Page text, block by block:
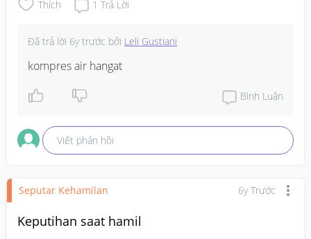
Thích 1 Trả Lời
Đã trả lời 6y trước bởi Leli Gustiani
kompres air hangat
Bình Luận
Viết phản hồi
Seputar Kehamilan 6y Trước
Keputihan saat hamil